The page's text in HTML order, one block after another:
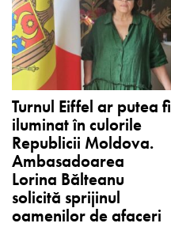
Turnul Eiffel ar putea fi
iluminat în culorile
Republicii Moldova.
Ambasadoarea
Lorina Bălteanu
solicită sprijinul
oamenilor de afaceri